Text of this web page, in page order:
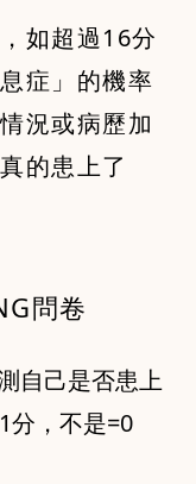
如超過16分
症」的機率
況或病歷加
的患上了
問卷
自己是否患上
分，不是=0